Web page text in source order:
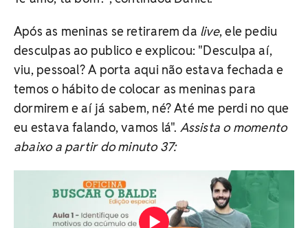
Após as meninas se retirarem da live, ele pediu
desculpas ao publico e explicou: "Desculpa aí,
viu, pessoal? A porta aqui não estava fechada e
temos o hábito de colocar as meninas para
dormirem e aí já sabem, né? Até me perdi no que
eu estava falando, vamos lá". Assista o momento
abaixo a partir do minuto 37: